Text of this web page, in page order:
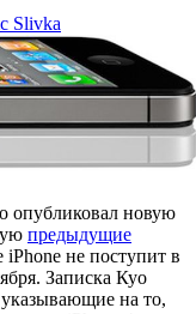
Slivka
опубликовал новую
предыдущие
iPhone не поступит в
Записка Куо
на то,